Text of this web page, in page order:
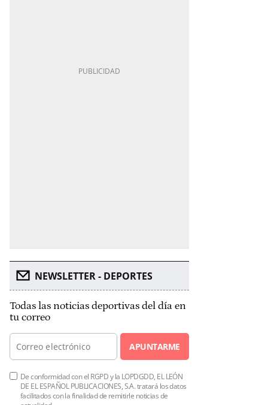
NEWSLETTER - DEPORTES
Todas las noticias deportivas del día en
tu correo
APUNTARME
De conformidad con el RGPD y la LOPDGDD, EL LEÓN
DE EL ESPAÑOL PUBLICACIONES, S.A. tratará los datos
facilitados con la finalidad de remitirle noticias de